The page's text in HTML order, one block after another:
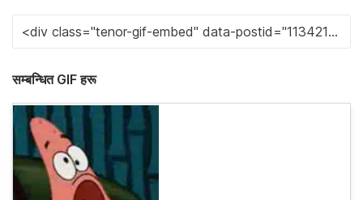
सम्बन्धित GIF हरू